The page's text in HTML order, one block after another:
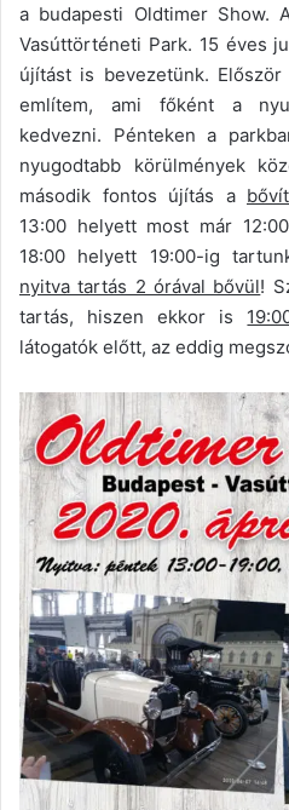
a budapesti Oldtimer Show.
Vasúttörténeti Park. 15 éves
újítást is bevezetünk.
említem, ami főként a
kedvezni. Pénteken a
nyugodtabb körülmények
második fontos újítás a
13:00 helyett most már
18:00 helyett 19:00-ig
nyitva tartás 2 órával bővül!
tartás, hiszen ekkor is
látogatók előtt, az eddig